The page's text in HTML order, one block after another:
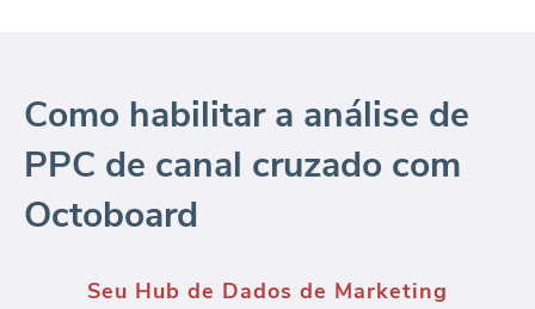
Como habilitar a análise de
PPC de canal cruzado com
Octoboard
Conectar fontes de dados PPC